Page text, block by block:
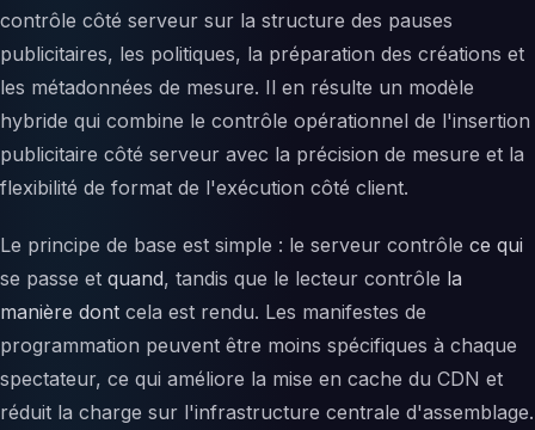
contrôle côté serveur sur la structure des pauses
publicitaires, les politiques, la préparation des créations et
les métadonnées de mesure. Il en résulte un modèle
hybride qui combine le contrôle opérationnel de l'insertion
publicitaire côté serveur avec la précision de mesure et la
flexibilité de format de l'exécution côté client.
Le principe de base est simple : le serveur contrôle ce qui
se passe et quand, tandis que le lecteur contrôle la
manière dont cela est rendu. Les manifestes de
programmation peuvent être moins spécifiques à chaque
spectateur, ce qui améliore la mise en cache du CDN et
réduit la charge sur l'infrastructure centrale d'assemblage.